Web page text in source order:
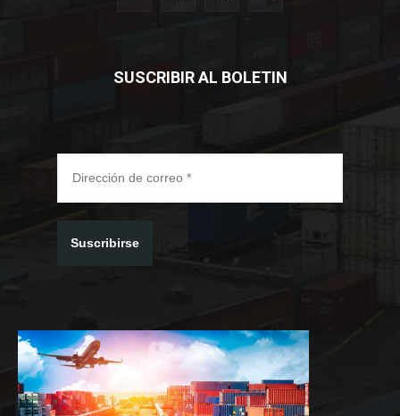
SUSCRIBIR AL BOLETIN
Suscribirse